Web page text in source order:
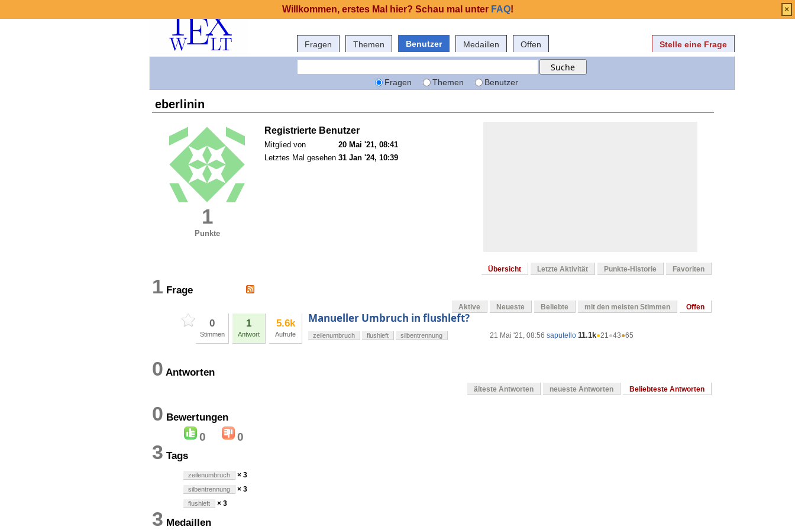
Fragen Themen Benutzer Medaillen Offen Stelle eine Frage
Fragen Themen Benutzer
eberlinin
1
Punkte
Registrierte Benutzer
Mitglied von
20 Mai '21, 08:41
Letztes Mal gesehen 31 Jan '24, 10:39
Übersicht Letzte Aktivität Punkte-Historie Favoriten
1 Frage
Aktive Neueste Beliebte mit den meisten Stimmen Offen
0
Stimmen
1
Antwort
5.6k
Aufrufe
Manueller Umbruch in flushleft?
21 Mai '21, 08:56 saputello 11.1k●21●43●65
zeilenumbruch flushleft silbentrennung
0 Antworten
älteste Antworten neueste Antworten Beliebteste Antworten
0 Bewertungen
0 0
3 Tags
zeilenumbruch × 3
silbentrennung × 3
flushleft × 3
3 Medaillen
Willkommen, erstes Mal hier? Schau mal unter FAQ! ×